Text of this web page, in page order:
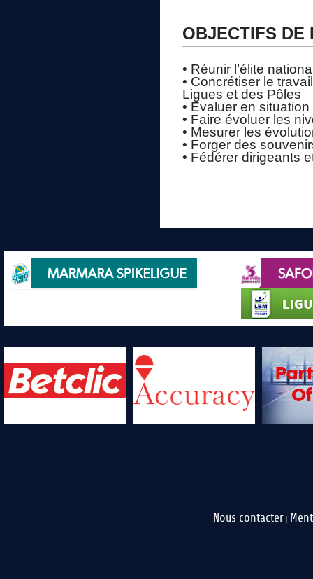
OBJECTIFS DE
• Réunir l’élite
• Concrétiser le
Ligues et des Pôles
• Evaluer en
• Faire évoluer les
• Mesurer les
• Forger des
• Fédérer dirigeants
Nous contacter |